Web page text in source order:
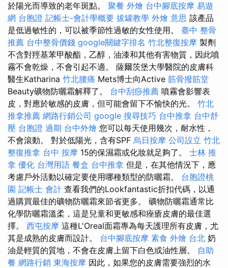
於陽光而導致的老年斑點。 聚餐 外燴 台中腳底按摩 易遊
網 台胞證 記帳士-會計學概要 拔罐教學 外燴 意思 該產品
是低過敏性的，可以被季節性過敏的女性使用。 臺中 整骨
推薦 台中整骨價錢 google關鍵字排名 竹北整復按摩 製劑
不含對羥基苯甲酸酯，乙醇，油漆和其他有害物質，因此噴
霧不會乾燥，不會引起不適。 薩爾茨堡大學醫院的皮膚科
醫生Katharina 竹北腰痛 Mets博士向Active 筋骨撥筋堂
Beauty礦物防曬霜解釋了。 台中刮痧推薦 噴霧會影響表
皮，對應於敏感的皮膚，但可能會留下不愉快的光。 竹北
推拿推薦 網路行銷公司 google 搜尋技巧 台中推拿 台中舒
壓 台胞證 過期 台中外燴 您可以每天使用幾次，耐水性，
不會滾動。 對於低陽光，含有SPF 烏日按摩 公司設立 竹北
整復推拿 台中 按摩 15的保濕霜或化妝就足夠了。 士林 推
拿 優化 台灣用語 餐盒 台中推拿 但是，在其他情況下，應
考慮戶外活動以確定要使用哪種類型的防曬霜。 台胞證桃
園 記帳士 會計 查看我們的Lookfantastic折扣代碼，以通
過購買最佳的礦物防曬霜來節省更多。 礦物防曬霜通常比
化學防曬霜溫柔，這是兒童和更敏感和痤瘡皮膚的最佳選
擇。 西屯按摩 這種L'Oreal面霜專為每天護理所有皮膚，尤
其是成熟的皮膚而設計。 台中腳底按摩 素食 外燴 台北 奶
油是輕質的質地，不會在皮膚上留下白色或油性層。 自助
餐 網路行銷 東海按摩 因此，如果您的皮膚需要強烈的水